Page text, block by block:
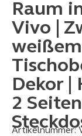
Raum
Vivo |
Dekor |
2
Artikelnummer: